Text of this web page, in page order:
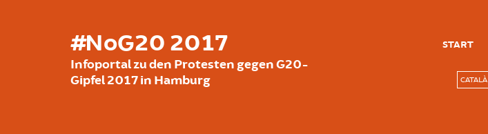
#NoG20 2017
Infoportal zu den Protesten gegen G20-
Gipfel 2017 in Hamburg
START
CATALÀ